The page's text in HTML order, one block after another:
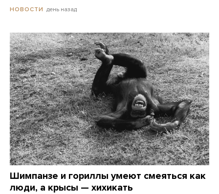
НОВОСТИ день назад
Шимпанзе и гориллы умеют смеяться как
люди, а крысы — хихикать